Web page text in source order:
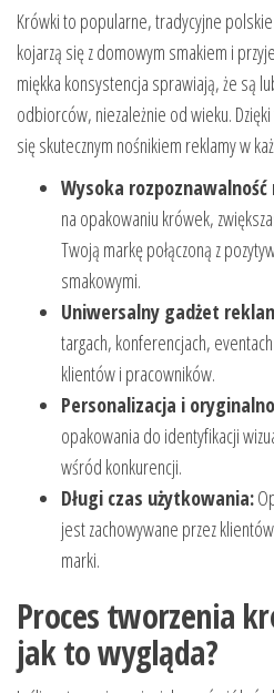
Krówki to popularne, tradycyjne
kojarzą się z domowym smakiem i
miękka konsystencja sprawiają, że są
odbiorców, niezależnie od wieku.
się skutecznym nośnikiem reklamy w
Wysoka
na opakowaniu krówek,
Twoją markę połączoną z
smakowymi.
Uniwersalny gadżet
targach, konferencjach,
klientów i pracowników.
Personalizacja i
opakowania do identyfikacji
wśród konkurencji.
Długi czas użytkowania:
jest zachowywane przez
marki.
Proces tworzenia
jak to wygląda?